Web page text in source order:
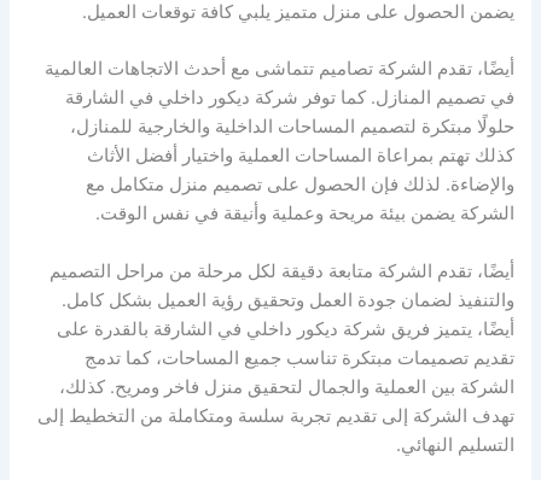
يضمن الحصول على منزل متميز يلبي كافة توقعات العميل.
أيضًا، تقدم الشركة تصاميم تتماشى مع أحدث الاتجاهات العالمية
في تصميم المنازل. كما توفر شركة ديكور داخلي في الشارقة
حلولًا مبتكرة لتصميم المساحات الداخلية والخارجية للمنازل،
كذلك تهتم بمراعاة المساحات العملية واختيار أفضل الأثاث
والإضاءة. لذلك فإن الحصول على تصميم منزل متكامل مع
الشركة يضمن بيئة مريحة وعملية وأنيقة في نفس الوقت.
أيضًا، تقدم الشركة متابعة دقيقة لكل مرحلة من مراحل التصميم
والتنفيذ لضمان جودة العمل وتحقيق رؤية العميل بشكل كامل.
أيضًا، يتميز فريق شركة ديكور داخلي في الشارقة بالقدرة على
تقديم تصميمات مبتكرة تناسب جميع المساحات، كما تدمج
الشركة بين العملية والجمال لتحقيق منزل فاخر ومريح. كذلك،
تهدف الشركة إلى تقديم تجربة سلسة ومتكاملة من التخطيط إلى
التسليم النهائي.